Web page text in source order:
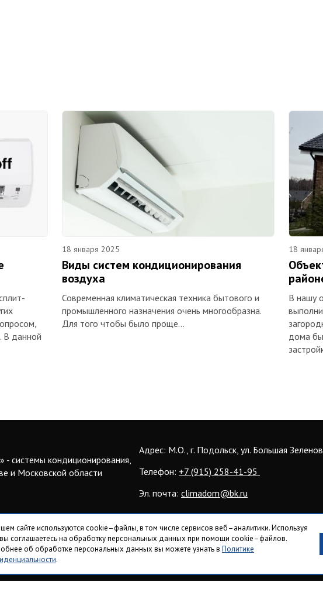
В данной
18 января 2025
Виды систем кондиционирования
воздуха
Современная климатическая техника бытового и
промышленного назначения очень многообразна.
Для того чтобы было проще…
18
В нашу
дома
системы кондиционирования,
и Московской области
Адрес: М.О., г. Подольск, ул. Большая
Телефон: +7 (915) 258-41-95
Эл. почта: climadom@bk.ru
ознакомительный характер, для уточнения обращайтесь к нашим
сайте используются cookie–файлы, в том числе сервисов веб–аналитики. Используя
вы соглашаетесь на обработку персональных данных при помощи cookie–файлов.
об обработке персональных данных вы можете узнать в Политике
.